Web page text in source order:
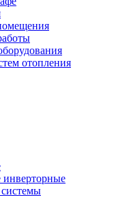
отопления
инверторные